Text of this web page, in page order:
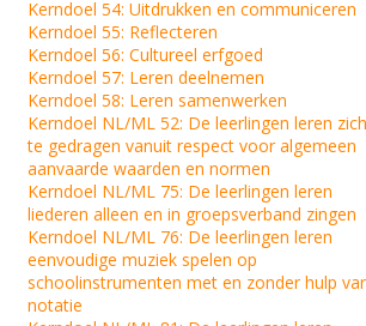
Kerndoel 54: Uitdrukken en communiceren
Kerndoel 55: Reflecteren
Kerndoel 56: Cultureel erfgoed
Kerndoel 57: Leren deelnemen
Kerndoel 58: Leren samenwerken
Kerndoel NL/ML 52: De leerlingen leren
te gedragen vanuit respect voor algemeen
aanvaarde waarden en normen
Kerndoel NL/ML 75: De leerlingen leren
liederen alleen en in groepsverband zingen
Kerndoel NL/ML 76: De leerlingen leren
eenvoudige muziek spelen op
schoolinstrumenten met en zonder hulp
notatie